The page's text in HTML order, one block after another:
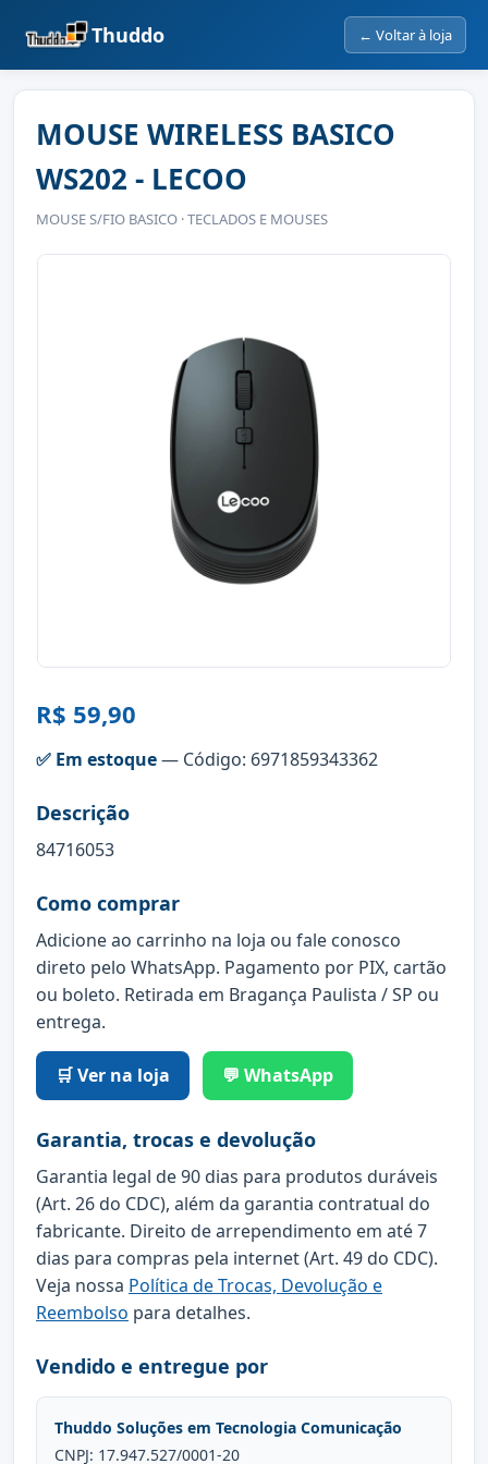
Thuddo ← Voltar à loja
MOUSE WIRELESS BASICO
WS202 - LECOO
MOUSE S/FIO BASICO · TECLADOS E MOUSES
R$ 59,90
✅ Em estoque— Código: 6971859343362
Descrição
84716053
Como comprar
Adicione ao carrinho na loja ou fale conosco
direto pelo WhatsApp. Pagamento por PIX, cartão
ou boleto. Retirada em Bragança Paulista / SP ou
entrega.
🛒 Ver na loja 💬 WhatsApp
Garantia, trocas e devolução
Garantia legal de 90 dias para produtos duráveis
(Art. 26 do CDC), além da garantia contratual do
fabricante. Direito de arrependimento em até 7
dias para compras pela internet (Art. 49 do CDC).
Veja nossa Política de Trocas, Devolução e
Reembolso para detalhes.
Vendido e entregue por
Thuddo Soluções em Tecnologia Comunicação
CNPJ: 17.947.527/0001-20